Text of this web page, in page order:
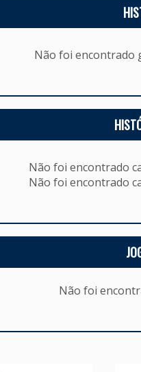
Não foi encontrado
Não foi encontrado
Não foi encontrado
Não foi